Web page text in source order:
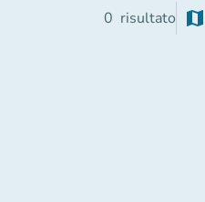
0 risultato map